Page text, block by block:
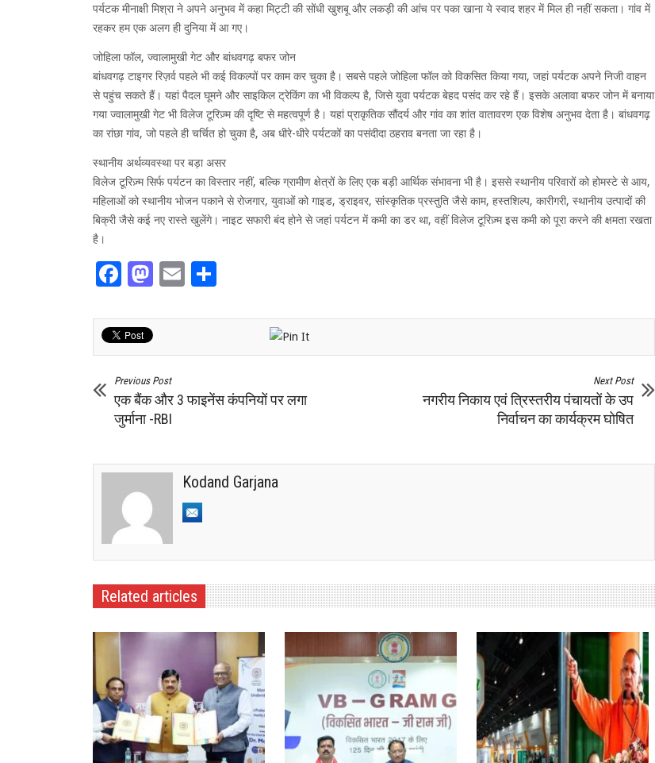
पर्यटक मीनाक्षी मिश्रा ने अपने अनुभव में कहा मिट्टी की सोंधी खुशबू और लकड़ी की आंच पर पका खाना ये स्वाद शहर में मिल ही नहीं सकता। गांव में
रहकर हम एक अलग ही दुनिया में आ गए।
जोहिला फॉल, ज्वालामुखी गेट और बांधवगढ़ बफर जोन
बांधवगढ़ टाइगर रिज़र्व पहले भी कई विकल्पों पर काम कर चुका है। सबसे पहले जोहिला फॉल को विकसित किया गया, जहां पर्यटक अपने निजी वाहन
से पहुंच सकते हैं। यहां पैदल घूमने और साइकिल ट्रेकिंग का भी विकल्प है, जिसे युवा पर्यटक बेहद पसंद कर रहे हैं। इसके अलावा बफर जोन में बनाया
गया ज्वालामुखी गेट भी विलेज टूरिज़्म की दृष्टि से महत्वपूर्ण है। यहां प्राकृतिक सौंदर्य और गांव का शांत वातावरण एक विशेष अनुभव देता है। बांधवगढ़
का रांछा गांव, जो पहले ही चर्चित हो चुका है, अब धीरे-धीरे पर्यटकों का पसंदीदा ठहराव बनता जा रहा है।
स्थानीय अर्थव्यवस्था पर बड़ा असर
विलेज टूरिज़्म सिर्फ पर्यटन का विस्तार नहीं, बल्कि ग्रामीण क्षेत्रों के लिए एक बड़ी आर्थिक संभावना भी है। इससे स्थानीय परिवारों को होमस्टे से आय,
महिलाओं को स्थानीय भोजन पकाने से रोजगार, युवाओं को गाइड, ड्राइवर, सांस्कृतिक प्रस्तुति जैसे काम, हस्तशिल्प, कारीगरी, स्थानीय उत्पादों की
बिक्री जैसे कई नए रास्ते खुलेंगे। नाइट सफारी बंद होने से जहां पर्यटन में कमी का डर था, वहीं विलेज टूरिज़्म इस कमी को पूरा करने की क्षमता रखता
है।
Facebook
Mastodon
Email
Previous Post
एक बैंक और 3 फाइनेंस कंपनियों पर लगा
जुर्माना -RBI
Next Post
नगरीय निकाय एवं त्रिस्तरीय पंचायतों के उप
निर्वाचन का कार्यक्रम घोषित
Kodand Garjana
Related articles